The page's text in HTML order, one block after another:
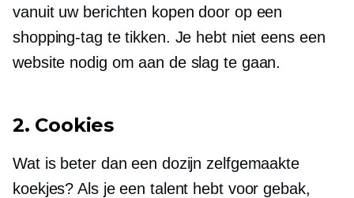
vanuit uw berichten kopen door op een
shopping-tag te tikken. Je hebt niet eens een
website nodig om aan de slag te gaan.
2. Cookies
Wat is beter dan een dozijn zelfgemaakte
koekjes? Als je een talent hebt voor gebak,